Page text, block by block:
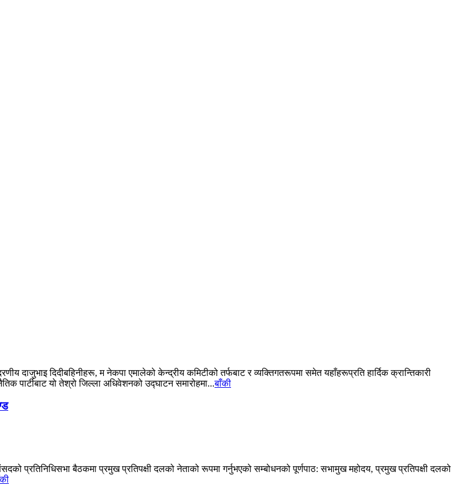
दाजुभाइ दिदीबहिनीहरू, म नेकपा एमालेको केन्द्रीय कमिटीको तर्फबाट र व्यक्तिगतरूपमा समेत यहाँहरूप्रति हार्दिक क्रान्तिकारी
पार्टीबाट यो तेश्रो जिल्ला अधिवेशनको उ‌द्घाटन समारोहमा...बाँकी
प्रतिनिधिसभा बैठकमा प्रमुख प्रतिपक्षी दलको नेताको रूपमा गर्नुभएको सम्बोधनको पूर्णपाठ: सभामुख महोदय, प्रमुख प्रतिपक्षी दलको